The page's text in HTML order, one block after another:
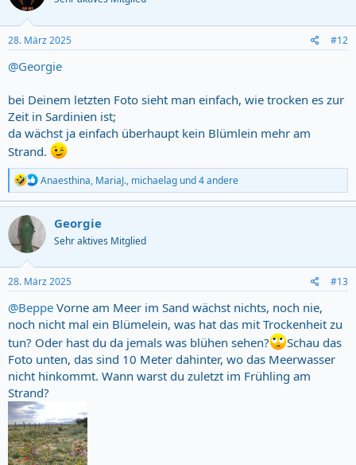
o
n
s
:
28. März 2025 #12
@Georgie
bei Deinem letzten Foto sieht man einfach, wie trocken es zur
Zeit in Sardinien ist;
da wächst ja einfach überhaupt kein Blümlein mehr am
Strand.
R
e
a
t
n
s
:
Anaesthina, MariaJ., michaelag und 4 andere
Georgie
Sehr aktives Mitglied
28. März 2025 #13
@Beppe Vorne am Meer im Sand wächst nichts, noch nie,
noch nicht mal ein Blümelein, was hat das mit Trockenheit zu
tun? Oder hast du da jemals was blühen sehen?
Schau das
Foto unten, das sind 10 Meter dahinter, wo das Meerwasser
nicht hinkommt. Wann warst du zuletzt im Frühling am
Strand?